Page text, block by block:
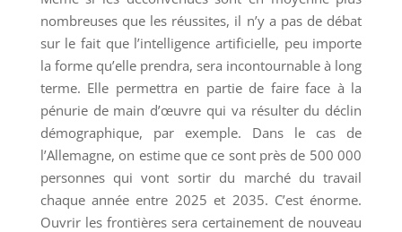
nombreuses que les réussites, il n’y a pas de débat
sur le fait que l’intelligence artificielle, peu importe
la forme qu’elle prendra, sera incontournable à long
terme. Elle permettra en partie de faire face à la
pénurie de main d’œuvre qui va résulter du déclin
démographique, par exemple. Dans le cas de
l’Allemagne, on estime que ce sont près de 500 000
personnes qui vont sortir du marché du travail
chaque année entre 2025 et 2035. C’est énorme.
Ouvrir les frontières sera certainement de nouveau